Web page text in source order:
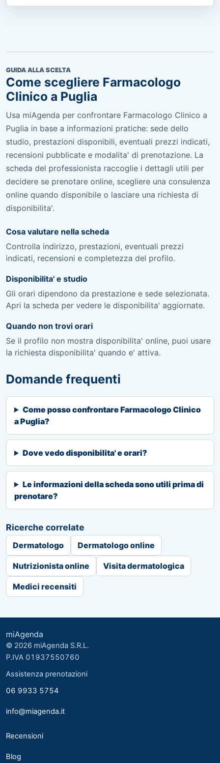
GUIDA ALLA SCELTA
Come scegliere Farmacologo
Clinico a Puglia
Usa miAgenda per confrontare Farmacologo Clinico a
Puglia in base a informazioni pratiche: sede dello
studio, prestazioni disponibili, eventuali prezzi indicati,
recensioni pubblicate e modalita' di prenotazione. La
scheda del professionista raccoglie i dettagli utili per
decidere se prenotare online, scegliere una consulenza
online quando disponibile o lasciare una richiesta di
disponibilita'.
Cosa valutare nella scheda
Controlla indirizzo, prestazioni, eventuali prezzi
indicati, recensioni e completezza del profilo.
Disponibilita' e studio
Gli orari dipendono da prestazione e sede selezionata.
Apri la scheda per vedere le disponibilita' aggiornate.
Quando non trovi orari
Se il profilo non mostra disponibilita' online, puoi usare
la richiesta disponibilita' quando e' attiva.
Domande frequenti
Come posso confrontare Farmacologo Clinico
a Puglia?
Dove vedo disponibilita' e orari?
Le informazioni della scheda sono utili prima di
prenotare?
Ricerche correlate
Dermatologo Dermatologo online
Nutrizionista online Visita dermatologica
Medici recensiti
miAgenda
© 2026 miAgenda S.R.L.
P.IVA 01937550760
Assistenza prenotazioni
06 9933 5754
info@miagenda.it
Recensioni
Blog